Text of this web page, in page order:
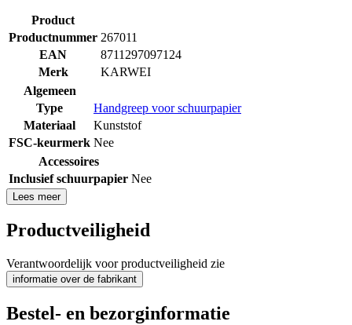
Product
Productnummer 267011
EAN
8711297097124
Merk
KARWEI
Algemeen
Type
Handgreep voor schuurpapier
Materiaal
Kunststof
FSC-keurmerk Nee
Accessoires
Inclusief schuurpapier Nee
Lees meer
Productveiligheid
Verantwoordelijk voor productveiligheid zie
informatie over de fabrikant
Bestel- en bezorginformatie